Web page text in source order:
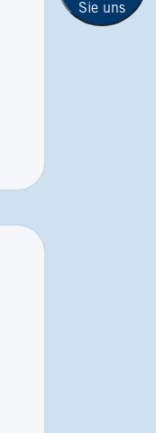
Sie uns